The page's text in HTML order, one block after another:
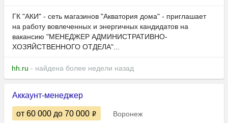
ГК "АКИ" - сеть магазинов "Акватория дома" - приглашает
на работу вовлеченных и энергичных кандидатов на
вакансию "МЕНЕДЖЕР АДМИНИСТРАТИВНО-
ХОЗЯЙСТВЕННОГО ОТДЕЛА"...
hh.ru - найдена более недели назад
Аккаунт-менеджер
от 60 000 до 70 000
Воронеж